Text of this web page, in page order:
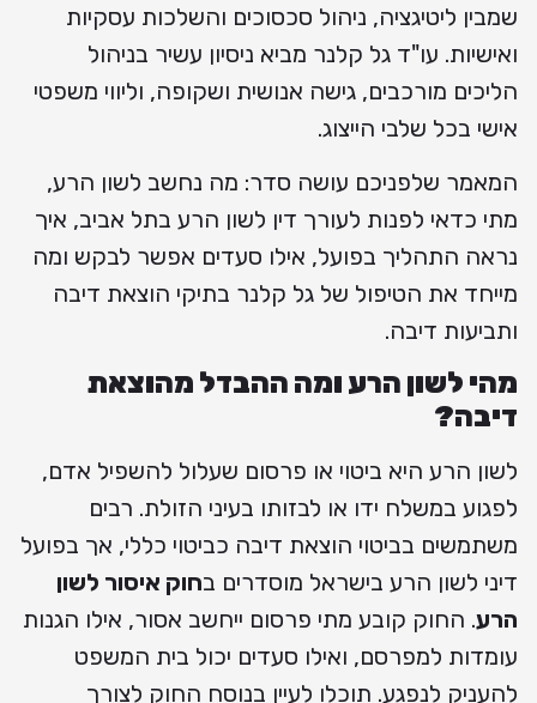
שמבין ליטיגציה, ניהול סכסוכים והשלכות עסקיות
ואישיות. עו"ד גל קלנר מביא ניסיון עשיר בניהול
הליכים מורכבים, גישה אנושית ושקופה, וליווי משפטי
אישי בכל שלבי הייצוג.
המאמר שלפניכם עושה סדר: מה נחשב לשון הרע,
מתי כדאי לפנות לעורך דין לשון הרע בתל אביב, איך
נראה התהליך בפועל, אילו סעדים אפשר לבקש ומה
מייחד את הטיפול של גל קלנר בתיקי הוצאת דיבה
ותביעות דיבה.
מהי לשון הרע ומה ההבדל מהוצאת
דיבה?
לשון הרע היא ביטוי או פרסום שעלול להשפיל אדם,
לפגוע במשלח ידו או לבזותו בעיני הזולת. רבים
משתמשים בביטוי הוצאת דיבה כביטוי כללי, אך בפועל
דיני לשון הרע בישראל מוסדרים בחוק איסור לשון
הרע. החוק קובע מתי פרסום ייחשב אסור, אילו הגנות
עומדות למפרסם, ואילו סעדים יכול בית המשפט
להעניק לנפגע. תוכלו לעיין בנוסח החוק לצורך